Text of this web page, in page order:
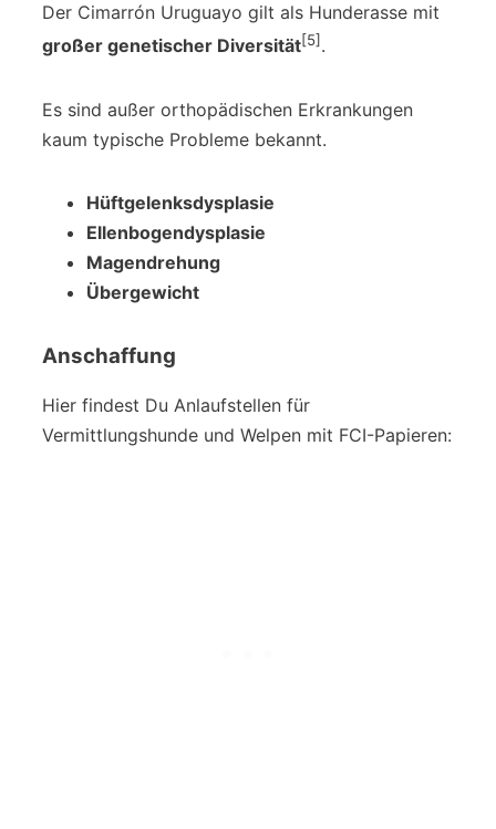
Der Cimarrón Uruguayo gilt als Hunderasse mit
großer genetischer Diversität[5] .
Es sind außer orthopädischen Erkrankungen
kaum typische Probleme bekannt.
Hüftgelenksdysplasie
Ellenbogendysplasie
Magendrehung
Übergewicht
Anschaffung
Hier findest Du Anlaufstellen für
Vermittlungshunde und Welpen mit FCI-Papieren: